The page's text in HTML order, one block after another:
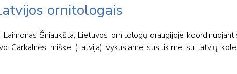
ornitologais
Šniaukšta, Lietuvos ornitologų draugijoje
Garkalnės miške (Latvija) vykusiame susitikime su latvių